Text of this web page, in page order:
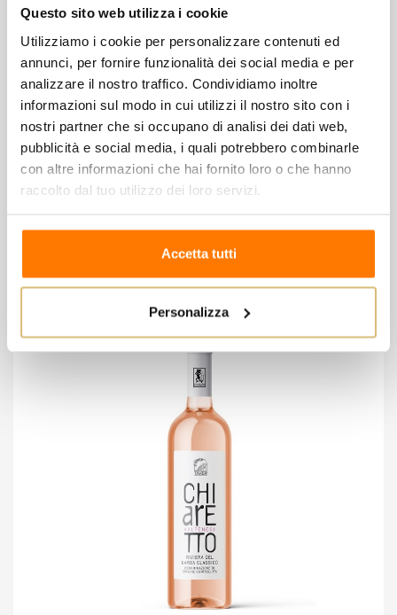
Questo sito web utilizza i cookie
Utilizziamo i cookie per personalizzare contenuti ed
annunci, per fornire funzionalità dei social media e per
analizzare il nostro traffico. Condividiamo inoltre
informazioni sul modo in cui utilizzi il nostro sito con i
nostri partner che si occupano di analisi dei dati web,
pubblicità e social media, i quali potrebbero combinarle
con altre informazioni che hai fornito loro o che hanno
raccolto dal tuo utilizzo dei loro servizi.
Accetta tutti
Personalizza
Taver - Garda Cabernet Sauvignon
20,00 €